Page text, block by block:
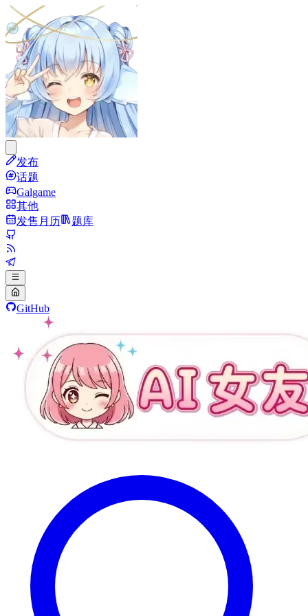
发布
话题
Galgame
其他
发售月历
题库
GitHub